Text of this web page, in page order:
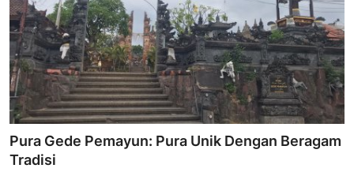
Pura Gede Pemayun: Pura Unik Dengan Beragam
Tradisi